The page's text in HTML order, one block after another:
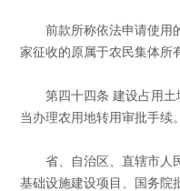
前款所称依法申请使用
家征收的原属于农民集体所
第四十四条 建设占用土
当办理农用地转用审批手续。
省、自治区、直辖市人
基础设施建设项目、国务院